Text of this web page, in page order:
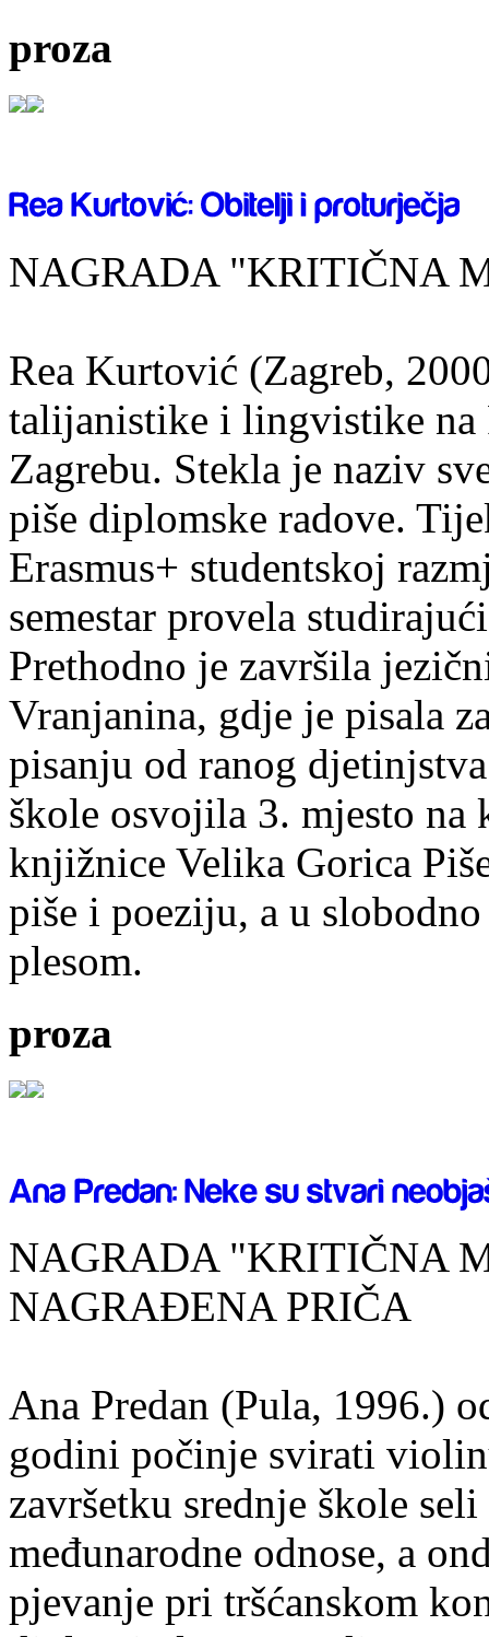
proza
NAGRADA "KRITIČNA
Rea Kurtović (Zagreb,
talijanistike i lingvistike
Zagrebu. Stekla je naziv
piše diplomske radove.
Erasmus+ studentskoj
semestar provela
Prethodno je završila
Vranjanina, gdje je pisala
pisanju od ranog
škole osvojila 3. mjesto na
knjižnice Velika Gorica
piše i poeziju, a u
plesom.
proza
NAGRADA "KRITIČNA
NAGRAĐENA PRIČA
Ana Predan (Pula, 1996.)
godini počinje svirati
završetku srednje škole
međunarodne odnose, a
pjevanje pri tršćanskom